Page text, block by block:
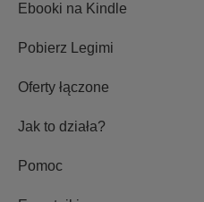
Ebooki na Kindle
Pobierz Legimi
Oferty łączone
Jak to działa?
Pomoc